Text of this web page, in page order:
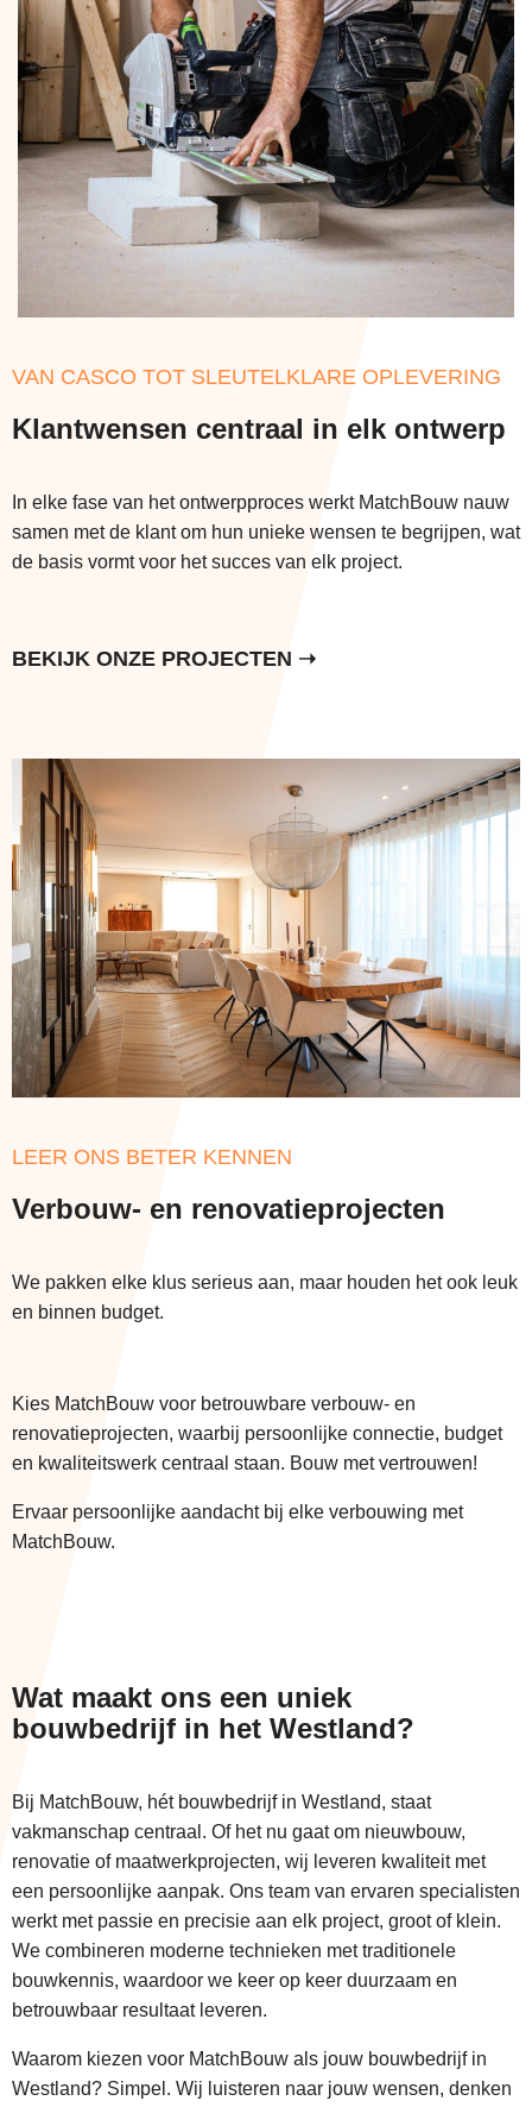
VAN CASCO TOT SLEUTELKLARE OPLEVERING
Klantwensen centraal in elk ontwerp
In elke fase van het ontwerpproces werkt MatchBouw nauw
samen met de klant om hun unieke wensen te begrijpen, wat
de basis vormt voor het succes van elk project.
BEKIJK ONZE PROJECTEN ➝
LEER ONS BETER KENNEN
Verbouw- en renovatieprojecten
We pakken elke klus serieus aan, maar houden het ook leuk
en binnen budget.
Kies MatchBouw voor betrouwbare verbouw- en
renovatieprojecten, waarbij persoonlijke connectie, budget
en kwaliteitswerk centraal staan. Bouw met vertrouwen!
Ervaar persoonlijke aandacht bij elke verbouwing met
MatchBouw.
Wat maakt ons een uniek
bouwbedrijf in het Westland?
Bij MatchBouw, hét bouwbedrijf in Westland, staat
vakmanschap centraal. Of het nu gaat om nieuwbouw,
renovatie of maatwerkprojecten, wij leveren kwaliteit met
een persoonlijke aanpak. Ons team van ervaren specialisten
werkt met passie en precisie aan elk project, groot of klein.
We combineren moderne technieken met traditionele
bouwkennis, waardoor we keer op keer duurzaam en
betrouwbaar resultaat leveren.
Waarom kiezen voor MatchBouw als jouw bouwbedrijf in
Westland? Simpel. Wij luisteren naar jouw wensen, denken